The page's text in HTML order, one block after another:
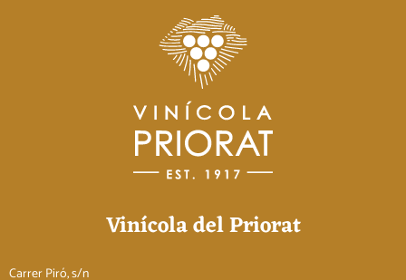
Vinícola del Priorat
Carrer Piró, s/n